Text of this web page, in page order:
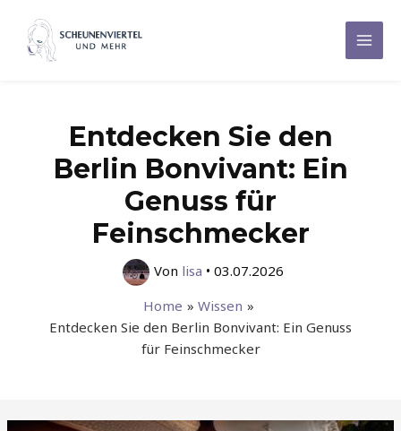
Inhalt
springen
Main
Entdecken Sie den
Berlin Bonvivant: Ein
Genuss für
Feinschmecker
Von lisa • 03.07.2026
Home
Wissen
Entdecken Sie den Berlin Bonvivant: Ein Genuss
für Feinschmecker